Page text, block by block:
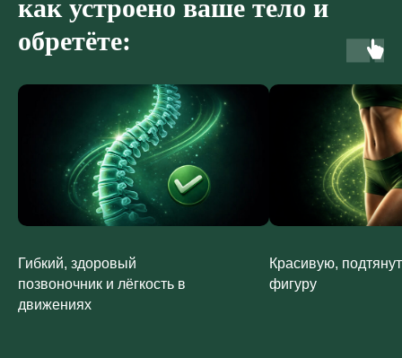
как устроено ваше тело и
обретёте:
Гибкий, здоровый
позвоночник и лёгкость в
движениях
Красивую,
фигуру
Как устроен курс: